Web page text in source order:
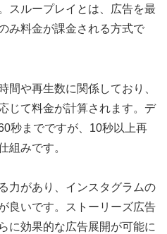
スループレイとは、広告を最
み料金が課金される方式で
間や再生数に関係しており、
じて料金が計算されます。デ
秒までですが、10秒以上再
組みです。
力があり、インスタグラムの
良いです。ストーリーズ広告
に効果的な広告展開が可能に